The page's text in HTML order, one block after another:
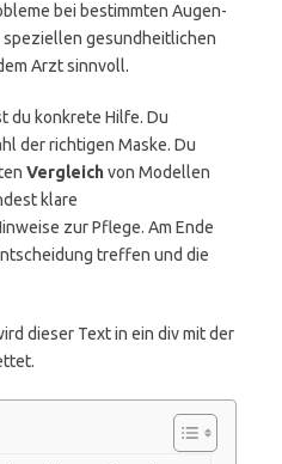
bei bestimmten Augen-
speziellen gesundheitlichen
Arzt sinnvoll.
du konkrete Hilfe. Du
der richtigen Maske. Du
Vergleichvon Modellen
klare
zur Pflege. Am Ende
treffen und die
dieser Text in ein div mit der